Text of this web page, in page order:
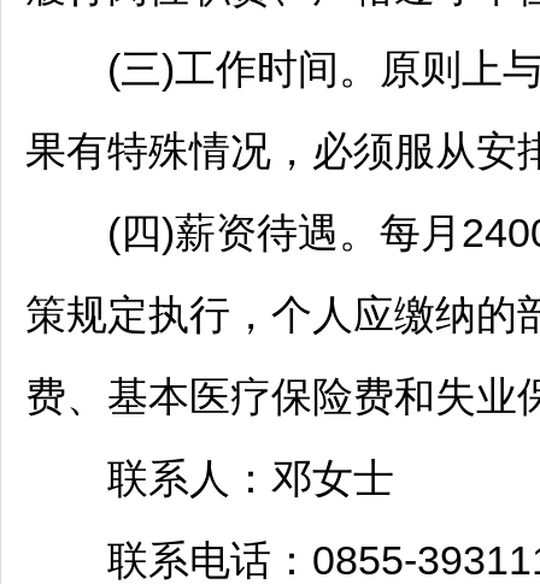
(三)工作时间。原则上与
果有特殊情况，必须服从安
(四)薪资待遇。每月2400
策规定执行，个人应缴纳的
费、基本医疗保险费和失业
联系人：邓女士
联系电话：0855-